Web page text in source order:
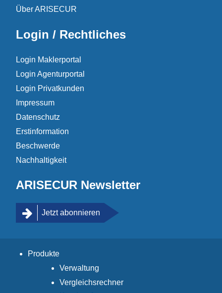
Über ARISECUR
Login / Rechtliches
Login Maklerportal
Login Agenturportal
Login Privatkunden
Impressum
Datenschutz
Erstinformation
Beschwerde
Nachhaltigkeit
ARISECUR Newsletter
Jetzt abonnieren
Produkte
Verwaltung
Vergleichsrechner